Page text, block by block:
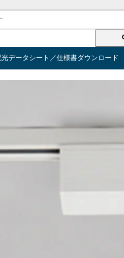
データシート／仕様書ダウンロード